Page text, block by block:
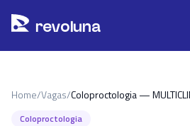
revoluna
Home/Vagas/Coloproctologia —
Coloproctologia